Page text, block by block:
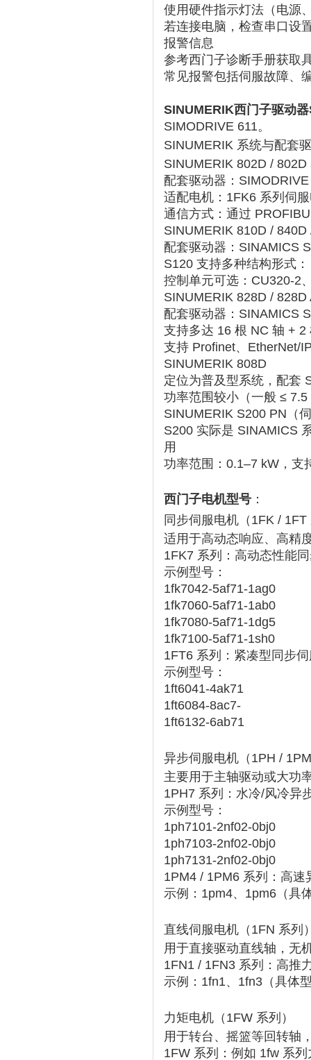
使用硬件指示灯法（电源
若连接电脑，检查串口设
报警信息
参考西门子诊断手册获取
常见报警包括伺服故障、
SINUMERIK西门子驱动器
SIMODRIVE 611‌。
SINUMERIK 系统与配套
SINUMERIK 802D / 802D
配套驱动器：‌
适配电机：‌ 1FK6 系列伺
通信方式：通过 ‌
SINUMERIK 810D / 840D
配套驱动器：‌ SINAMICS
S120 支持多种结构形式：
控制单元可选：CU320-2
SINUMERIK 828D / 828D
配套驱动器：‌ SINAMICS
支持多达 ‌ 16 根 NC 轴 + 2
支持 Profinet、EtherNet/
SINUMERIK 808D
定位为普及型系统，配套 ‌
功率范围较小（一般 ≤ 7.5
SINUMERIK S200 PN（
S200 实际是 SINAMICS
用
功率范围：‌ 0.1–7 kW ，
西门子电机型号 ：
同步伺服电机（1FK / 1FT
适用于高动态响应、高精
1FK7 系列
：高动态性能
示例型号：
1fk7042-5af71-1ag0
1fk7060-5af71-1ab0
1fk7080-5af71-1dg5
1fk7100-5af71-1sh0
1FT6 系列
：紧凑型同步
示例型号：
1ft6041-4ak71
1ft6084-8ac7-
1ft6132-6ab71
异步伺服电机（1PH /
主要用于主轴驱动或大功
1PH7 系列
：水冷/风冷异
示例型号：
1ph7101-2nf02-0bj0
1ph7103-2nf02-0bj0
1ph7131-2nf02-0bj0
1PM4 / 1PM6 系列
：高
示例：1pm4、1pm6（具
直线伺服电机（1FN 系列
用于直接驱动直线轴，无
1FN1 / 1FN3 系列
：高推
示例：1fn1、1fn3（具体
力矩电机（1FW 系列）
用于转台、摇篮等回转轴
1FW 系列
：例如 1fw 系